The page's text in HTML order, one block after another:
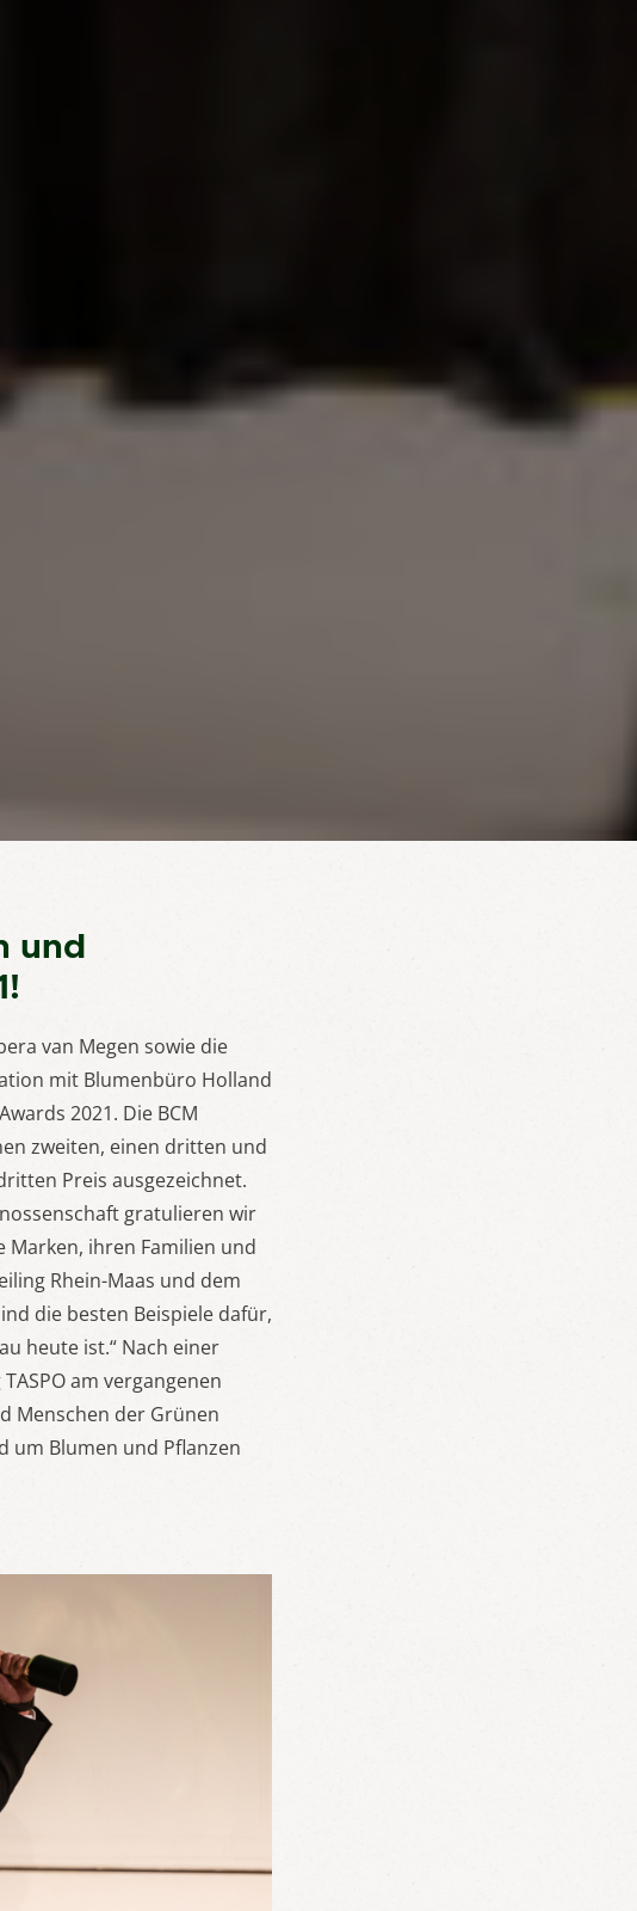
und
van Megen sowie die
mit Blumenbüro Holland
2021. Die BCM
zweiten, einen dritten und
Preis ausgezeichnet.
gratulieren wir
Marken, ihren Familien und
Rhein-Maas und dem
die besten Beispiele dafür,
heute ist.“ Nach einer
am vergangenen
Menschen der Grünen
um Blumen und Pflanzen